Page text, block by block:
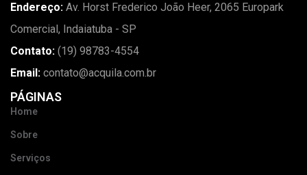
Endereço: Av. Horst Frederico João Heer, 2065 Europark
Comercial, Indaiatuba - SP
Contato: (19) 98783-4554
Email: contato@acquila.com.br
PÁGINAS
Home
Sobre
Serviços